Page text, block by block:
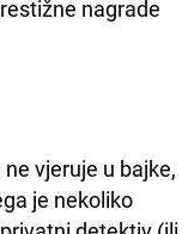
nagrade
vjeruje u bajke,
je nekoliko